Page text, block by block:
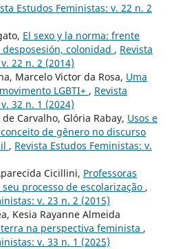
Estudos Feministas: v. 22 n. 2
El sexo y la norma: frente
colonidad , Revista
22 n. 2 (2014)
Marcelo Victor da Rosa, Uma
LGBTI+ , Revista
32 n. 1 (2024)
Carvalho, Glória Rabay, Usos e
de gênero no discurso
, Revista Estudos Feministas: v.
Cicillini, Professoras
processo de escolarização ,
v. 23 n. 2 (2015)
Kesia Rayanne Almeida
na perspectiva feminista ,
v. 33 n. 1 (2025)